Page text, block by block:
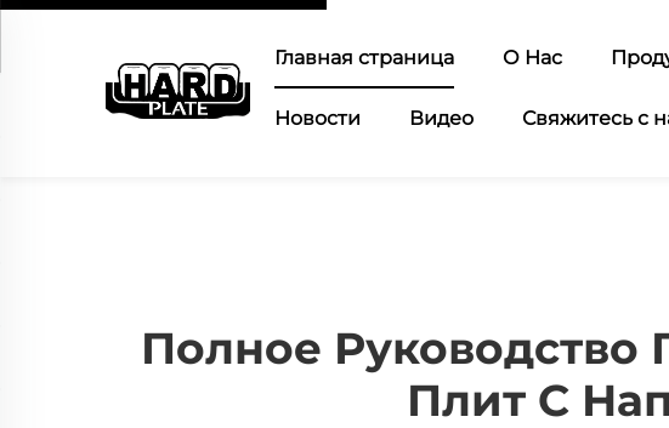
Главная страница О Нас
Новости Видео Свяжитесь с
Полное
Плит С